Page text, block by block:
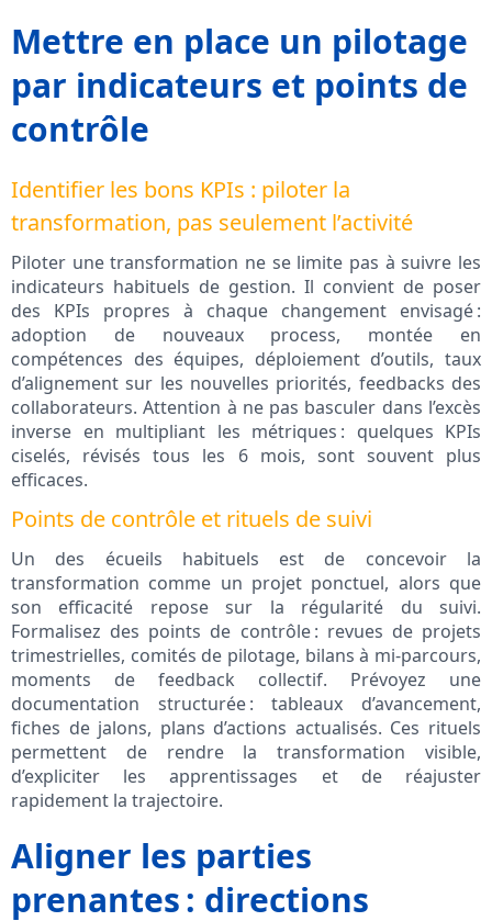
Mettre en place un pilotage
par indicateurs et points de
contrôle
Identifier les bons KPIs : piloter la
transformation, pas seulement l’activité
Piloter une transformation ne se limite pas à suivre les
indicateurs habituels de gestion. Il convient de poser
des KPIs propres à chaque changement envisagé :
adoption de nouveaux process, montée en
compétences des équipes, déploiement d’outils, taux
d’alignement sur les nouvelles priorités, feedbacks des
collaborateurs. Attention à ne pas basculer dans l’excès
inverse en multipliant les métriques : quelques KPIs
ciselés, révisés tous les 6 mois, sont souvent plus
efficaces.
Points de contrôle et rituels de suivi
Un des écueils habituels est de concevoir la
transformation comme un projet ponctuel, alors que
son efficacité repose sur la régularité du suivi.
Formalisez des points de contrôle : revues de projets
trimestrielles, comités de pilotage, bilans à mi-parcours,
moments de feedback collectif. Prévoyez une
documentation structurée : tableaux d’avancement,
fiches de jalons, plans d’actions actualisés. Ces rituels
permettent de rendre la transformation visible,
d’expliciter les apprentissages et de réajuster
rapidement la trajectoire.
Aligner les parties
prenantes : directions